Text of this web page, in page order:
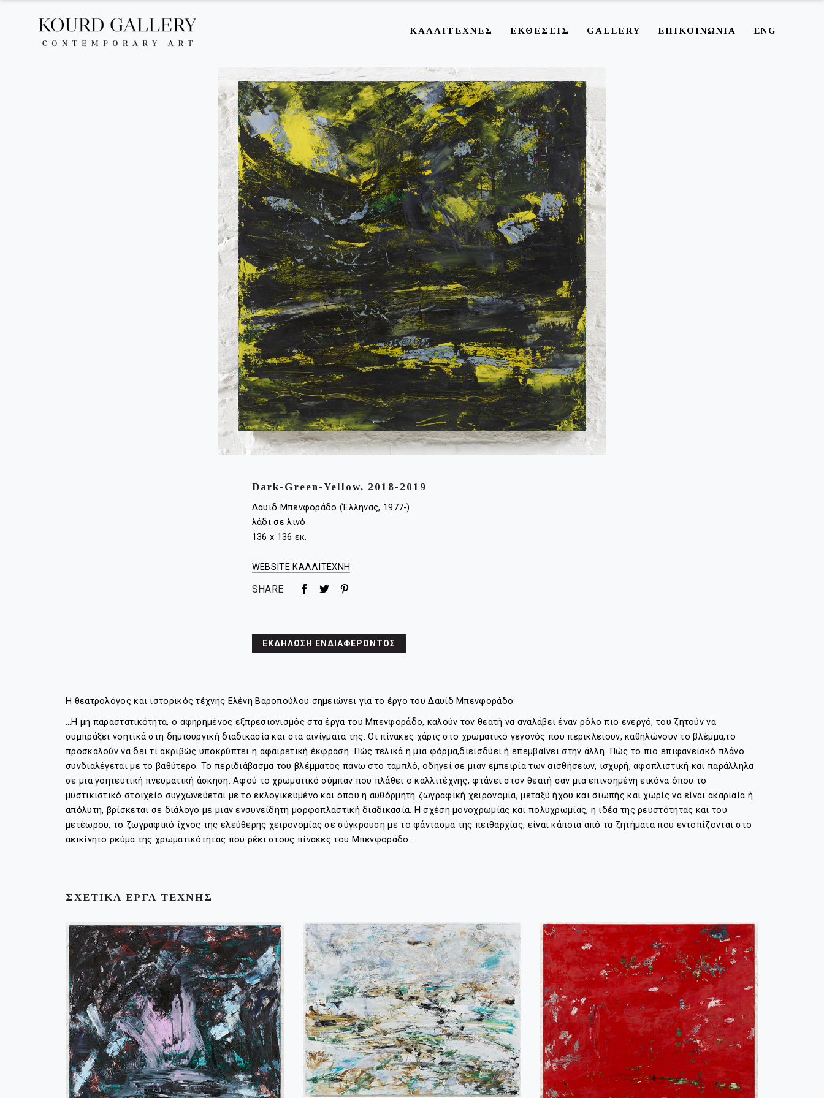
ΚΑΛΛΙΤΕΧΝΕΣ ΕΚΘΕΣΕΙΣ GALLERY ΕΠΙΚΟΙΝΩΝΙΑ ENG
Dark-Green-Yellow, 2018-2019
Δαυίδ Μπενφοράδο (Έλληνας, 1977-)
λάδι σε λινό
136 x 136 εκ.
WEBSITE ΚΑΛΛΙΤΕΧΝΗ
SHARE
ΕΚΔΗΛΩΣΗ ΕΝΔΙΑΦΕΡΟΝΤΟΣ
Η θεατρολόγος και ιστορικός τέχνης Ελένη Βαροπούλου σημειώνει για το έργο του Δαυίδ Μπενφοράδο:
…Η μη παραστατικότητα, ο αφηρημένος εξπρεσιονισμός στα έργα του Μπενφοράδο, καλούν τον θεατή να αναλάβει έναν ρόλο πιο ενεργό, του ζητούν να
συμπράξει νοητικά στη δημιουργική διαδικασία και στα αινίγματα της. Οι πίνακες χάρις στο χρωματικό γεγονός που περικλείουν, καθηλώνουν το βλέμμα,το
προσκαλούν να δει τι ακριβώς υποκρύπτει η αφαιρετική έκφραση. Πώς τελικά η μια φόρμα,διεισδύει ή επεμβαίνει στην άλλη. Πώς το πιο επιφανειακό πλάνο
συνδιαλέγεται με το βαθύτερο. Το περιδιάβασμα του βλέμματος πάνω στο ταμπλό, οδηγεί σε μιαν εμπειρία των αισθήσεων, ισχυρή, αφοπλιστική και παράλληλα
σε μια γοητευτική πνευματική άσκηση. Αφού το χρωματικό σύμπαν που πλάθει ο καλλιτέχνης, φτάνει στον θεατή σαν μια επινοημένη εικόνα όπου το
μυστικιστικό στοιχείο συγχωνεύεται με το εκλογικευμένο και όπου η αυθόρμητη ζωγραφική χειρονομία, μεταξύ ήχου και σιωπής και χωρίς να είναι ακαριαία ή
απόλυτη, βρίσκεται σε διάλογο με μιαν ενσυνείδητη μορφοπλαστική διαδικασία. Η σχέση μονοχρωμίας και πολυχρωμίας, η ιδέα της ρευστότητας και του
μετέωρου, το ζωγραφικό ίχνος της ελεύθερης χειρονομίας σε σύγκρουση με το φάντασμα της πειθαρχίας, είναι κάποια από τα ζητήματα που εντοπίζονται στο
αεικίνητο ρεύμα της χρωματικότητας που ρέει στους πίνακες του Μπενφοράδο…
ΣΧΕΤΙΚΑ ΕΡΓΑ ΤΕΧΝΗΣ